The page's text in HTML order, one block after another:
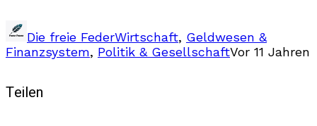
Die freie FederWirtschaft, Geldwesen &
Finanzsystem, Politik & GesellschaftVor 11 Jahren
Teilen